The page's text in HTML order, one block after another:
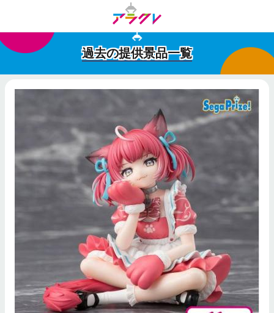
過去の提供景品一覧